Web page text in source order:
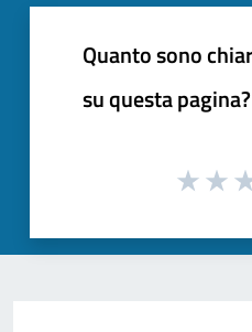
Quanto sono
su questa pagina?